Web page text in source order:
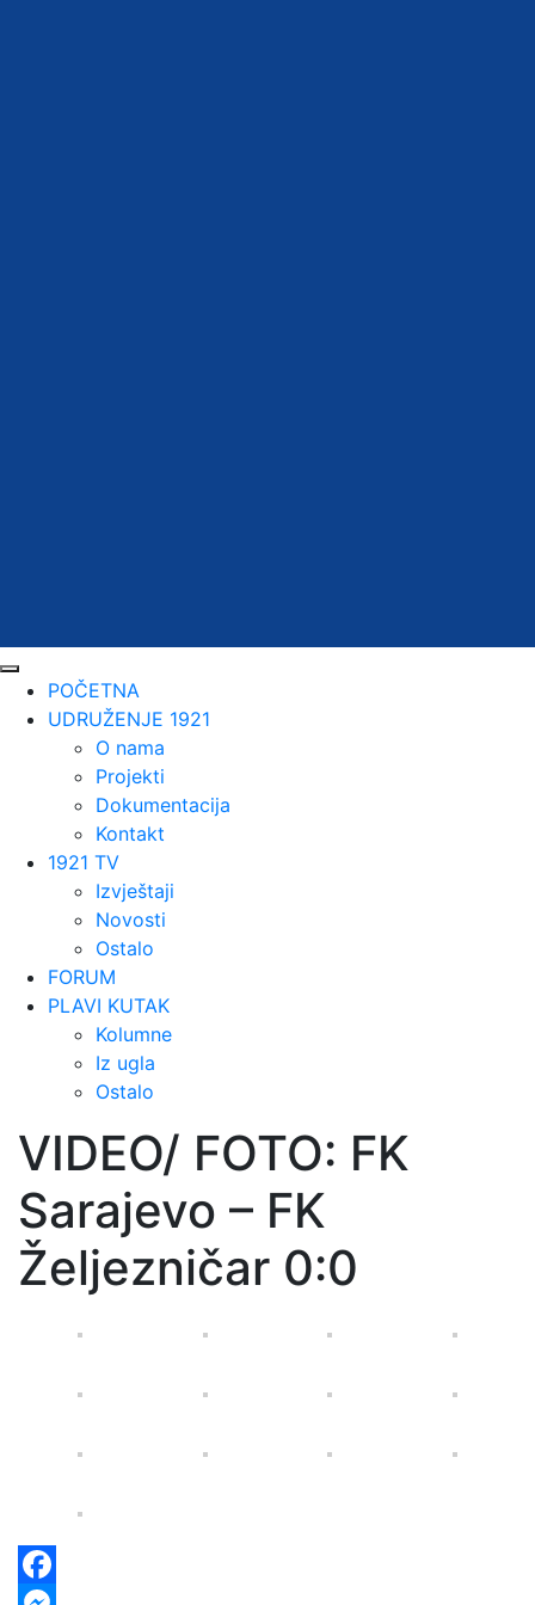
POČETNA
UDRUŽENJE 1921
O nama
Projekti
Dokumentacija
Kontakt
1921 TV
Izvještaji
Novosti
Ostalo
FORUM
PLAVI KUTAK
Kolumne
Iz ugla
Ostalo
VIDEO/ FOTO: FK
Sarajevo – FK
Željezničar 0:0